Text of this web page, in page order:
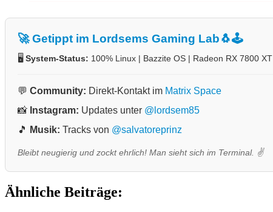
🚀 Getippt im Lordsems Gaming Lab🐧🕹️
🖥️ System-Status: 100% Linux | Bazzite OS | Radeon RX 7800 XT
💬 Community: Direkt-Kontakt im Matrix Space
📸 Instagram: Updates unter @lordsem85
🎵
Musik: Tracks von @salvatoreprinz
Bleibt neugierig und zockt ehrlich! Man sieht sich im Terminal. ✌️
Ähnliche Beiträge: